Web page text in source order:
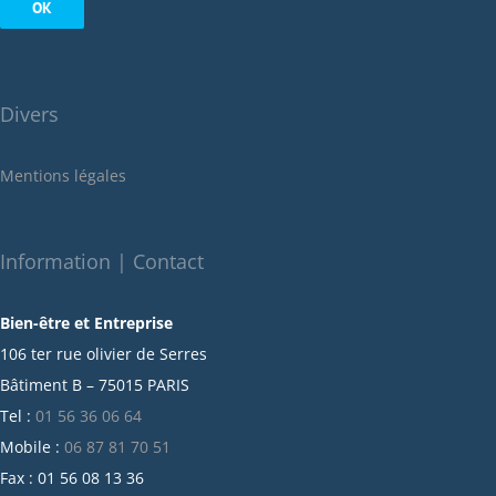
août 2022
mai 2022
décembre 2021
octobre 2021
juillet 2021
juin 2021
mai 2021
avril 2021
mars 2021
février 2021
Divers
Mentions légales
Information | Contact
Bien-être et Entreprise
106 ter rue olivier de Serres
Bâtiment B – 75015 PARIS
Tel : 01 56 36 06 64
Mobile : 06 87 81 70 51
Fax : 01 56 08 13 36